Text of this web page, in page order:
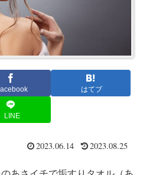
はてブ
LINE
2023.06.14 2023.08.25